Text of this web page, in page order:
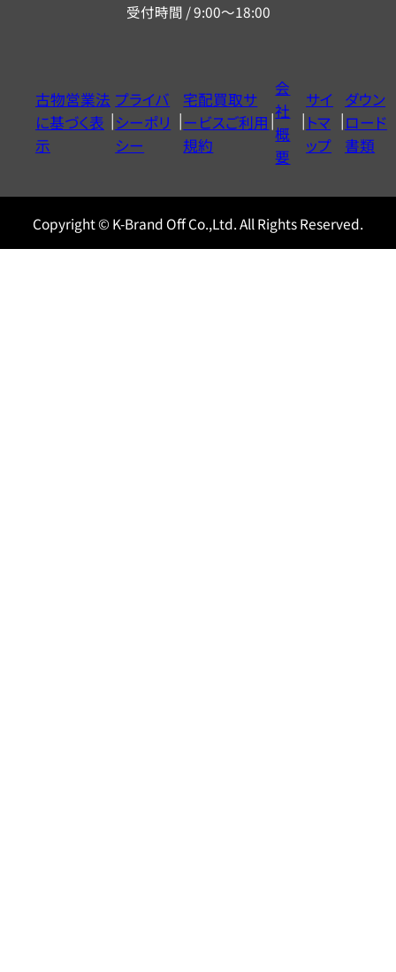
ー
ヤ
ル
0120604117
受付時間 / 9:00～18:00
古物営業法
に基づく表
示
プライバ
シーポリ
シー
宅配買取サ
ービスご利用
規約
会
社
概
要
サイ
トマ
ップ
ダウン
ロード
書類
Copyright © K-Brand Off Co.,Ltd. All Rights Reserved.